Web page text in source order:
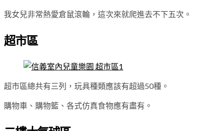
我女兒非常熱愛倉鼠滾輪，這次來就爬進去不下五次。
超市區
超市區總共有三列，玩具種類應該有超過50種。
購物車、購物籃、各式仿真食物應有盡有。